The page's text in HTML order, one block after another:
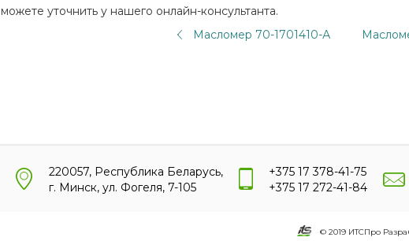
уточнить у нашего онлайн-консультанта.
Масломер 70-1701410-А
220057, Республика Беларусь,
г. Минск, ул. Фогеля, 7-105
+375 17 378-41-75
+375 17 272-41-84
© 2019 ИТСПро